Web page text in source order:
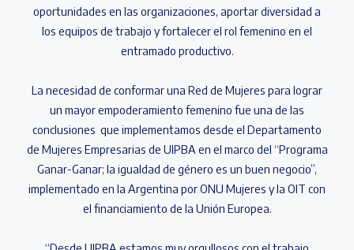
oportunidades en las organizaciones, aportar diversidad a
los equipos de trabajo y fortalecer el rol femenino en el
entramado productivo.
La necesidad de conformar una Red de Mujeres para lograr
un mayor empoderamiento femenino fue una de las
conclusiones que implementamos desde el Departamento
de Mujeres Empresarias de UIPBA en el marco del “Programa
Ganar-Ganar; la igualdad de género es un buen negocio”,
implementado en la Argentina por ONU Mujeres y la OIT con
el financiamiento de la Unión Europea.